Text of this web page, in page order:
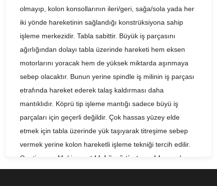
olmayıp, kolon konsollarının ileri/geri, sağa/sola yada her
iki yönde hareketinin sağlandığı konstrüksiyona sahip
işleme merkezidir. Tabla sabittir. Büyük iş parçasını
ağırlığından dolayı tabla üzerinde hareketi hem eksen
motorlarını yoracak hem de yüksek miktarda aşınmaya
sebep olacaktır. Bunun yerine spindle iş milinin iş parçası
etrafında hareket ederek talaş kaldırması daha
mantıklıdır. Köprü tip işleme mantığı sadece büyü iş
parçaları için geçerli değildir. Çok hassas yüzey elde
etmek için tabla üzerinde yük taşıyarak titreşime sebep
vermek yerine kolon hareketli işleme tekniği tercih edilir.
Gentiger ve Makino
satılık köprü tip tezgahları
nın bazı
modelleri buna en uygun örnek olarak verilebilir. Yüksek